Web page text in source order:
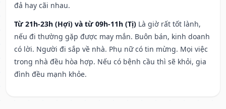
đả hay cãi nhau.
Từ 21h-23h (Hợi) và từ 09h-11h (Tị) Là giờ rất tốt lành,
nếu đi thường gặp được may mắn. Buôn bán, kinh doanh
có lời. Người đi sắp về nhà. Phụ nữ có tin mừng. Mọi việc
trong nhà đều hòa hợp. Nếu có bệnh cầu thì sẽ khỏi, gia
đình đều mạnh khỏe.